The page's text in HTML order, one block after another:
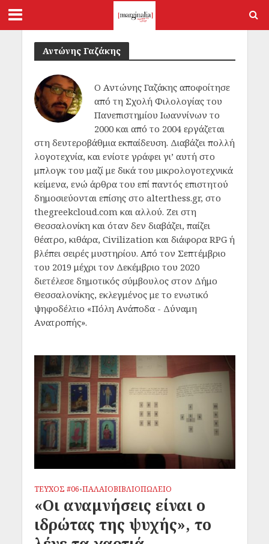
Αντώνης Γαζάκης
Ο Αντώνης Γαζάκης αποφοίτησε
από τη Σχολή Φιλολογίας του
Πανεπιστημίου Ιωαννίνων το
2000 και από το 2004 εργάζεται
στη δευτεροβάθμια εκπαίδευση. Διαβάζει πολλή
λογοτεχνία, και ενίοτε γράφει γι’ αυτή στο
μπλογκ του μαζί με δικά του μικρολογοτεχνικά
κείμενα, ενώ άρθρα του επί παντός επιστητού
δημοσιεύονται επίσης στο alterthess.gr, στο
thegreekcloud.com και αλλού. Ζει στη
Θεσσαλονίκη και όταν δεν διαβάζει, παίζει
θέατρο, κιθάρα, Civilization και διάφορα RPG ή
βλέπει σειρές μυστηρίου. Από τον Σεπτέμβριο
του 2019 μέχρι τον Δεκέμβριο του 2020
διετέλεσε δημοτικός σύμβουλος στον Δήμο
Θεσσαλονίκης, εκλεγμένος με το ενωτικό
ψηφοδέλτιο «Πόλη Ανάποδα - Δύναμη
Ανατροπής».
ΤΕΥΧΟΣ #06•ΠΑΛΑΙΟΒΙΒΛΙΟΠΩΛΕΙΟ
«Οι αναμνήσεις είναι ο
ιδρώτας της ψυχής», το